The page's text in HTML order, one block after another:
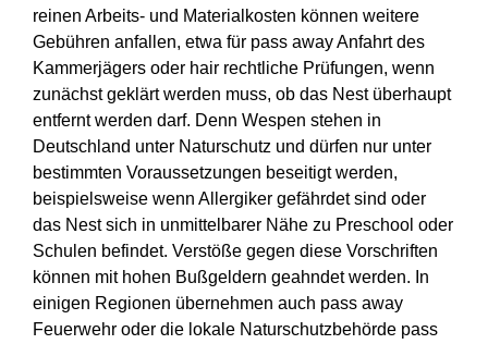
reinen Arbeits- und Materialkosten können weitere
Gebühren anfallen, etwa für pass away Anfahrt des
Kammerjägers oder hair rechtliche Prüfungen, wenn
zunächst geklärt werden muss, ob das Nest überhaupt
entfernt werden darf. Denn Wespen stehen in
Deutschland unter Naturschutz und dürfen nur unter
bestimmten Voraussetzungen beseitigt werden,
beispielsweise wenn Allergiker gefährdet sind oder
das Nest sich in unmittelbarer Nähe zu Preschool oder
Schulen befindet. Verstöße gegen diese Vorschriften
können mit hohen Bußgeldern geahndet werden. In
einigen Regionen übernehmen auch pass away
Feuerwehr oder die lokale Naturschutzbehörde pass